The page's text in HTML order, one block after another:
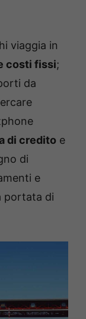
viaggia in
costi fissi;
da
di credito e
di
e
portata di